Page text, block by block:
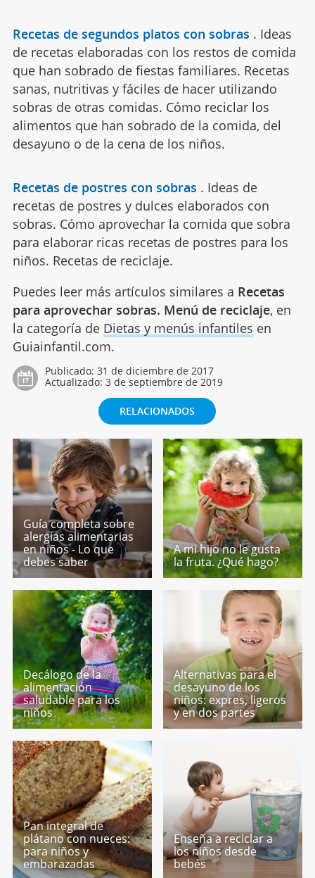
Recetas de segundos platos con sobras . Ideas
de recetas elaboradas con los restos de comida
que han sobrado de fiestas familiares. Recetas
sanas, nutritivas y fáciles de hacer utilizando
sobras de otras comidas. Cómo reciclar los
alimentos que han sobrado de la comida, del
desayuno o de la cena de los niños.
Recetas de postres con sobras . Ideas de
recetas de postres y dulces elaborados con
sobras. Cómo aprovechar la comida que sobra
para elaborar ricas recetas de postres para los
niños. Recetas de reciclaje.
Puedes leer más artículos similares a Recetas
para aprovechar sobras. Menú de reciclaje, en
la categoría de Dietas y menús infantiles en
Guiainfantil.com.
Publicado: 31 de diciembre de 2017
Actualizado: 3 de septiembre de 2019
RELACIONADOS
Guía completa sobre
alergias alimentarias
en niños - Lo que
debes saber
A mi hijo no le gusta
la fruta. ¿Qué hago?
Decálogo de la
alimentación
saludable para los
niños
Alternativas para el
desayuno de los
niños: expres, ligeros
y en dos partes
Pan integral de
plátano con nueces:
para niños y
embarazadas
Enseña a reciclar a
los niños desde
bebés